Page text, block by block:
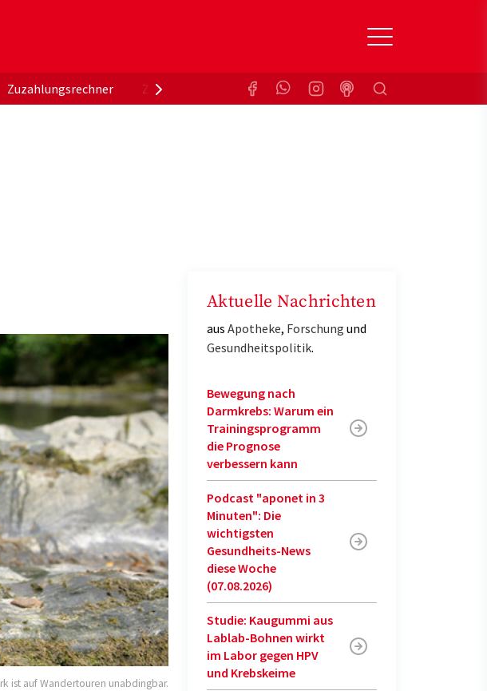
Zuzahlungsrechner Zuzahlungsbefreiung KrankenkasseSuchen
ist auf Wandertouren unabdingbar.
Aktuelle Nachrichten
aus Apotheke, Forschung und
Gesundheitspolitik.
Bewegung nach
Darmkrebs: Warum ein
Trainingsprogramm
die Prognose
verbessern kann
Podcast "aponet in 3
Minuten": Die
wichtigsten
Gesundheits-News
diese Woche
(07.08.2026)
Studie: Kaugummi aus
Lablab-Bohnen wirkt
im Labor gegen HPV
und Krebskeime